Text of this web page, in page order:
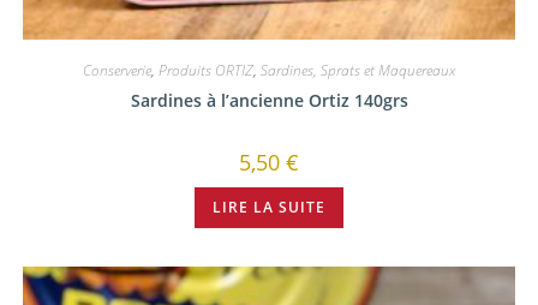
Conserverie, Produits ORTIZ, Sardines, Sprats et Maquereaux
Sardines à l’ancienne Ortiz 140grs
5,50 €
LIRE LA SUITE